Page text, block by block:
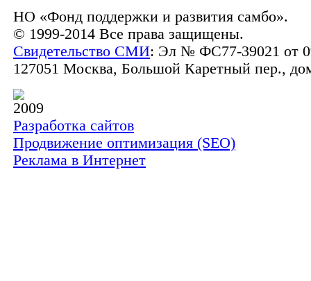
НО «Фонд поддержки и развития самбо».
© 1999-2014 Все права защищены.
Свидетельство СМИ: Эл № ФС77-39021 от
127051 Москва, Большой Каретный пер.,
2009
Разработка сайтов
Продвижение оптимизация (SEO)
Реклама в Интернет